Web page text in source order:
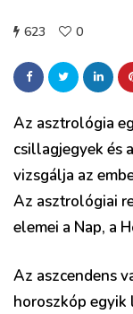
623 0
Az asztrológia
csillagjegyek és
vizsgálja az
Az asztrológiai
elemei a Nap, a
Az aszcendens
horoszkóp egyik